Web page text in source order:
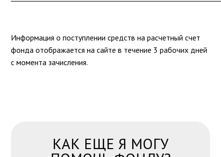
Информация о поступлении средств на расчетный счет
фонда отображается на сайте в течение 3 рабочих дней
с момента зачисления.
КАК ЕЩЕ Я МОГУ